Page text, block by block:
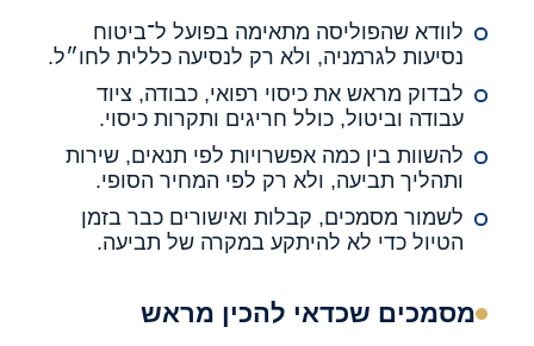
לוודא שהפוליסה מתאימה בפועל ל־ביטוח
נסיעות לגרמניה, ולא רק לנסיעה כללית לחו״ל.
לבדוק מראש את כיסוי רפואי, כבודה, ציוד
עבודה וביטול, כולל חריגים ותקרות כיסוי.
להשוות בין כמה אפשרויות לפי תנאים, שירות
ותהליך תביעה, ולא רק לפי המחיר הסופי.
לשמור מסמכים, קבלות ואישורים כבר בזמן
הטיול כדי לא להיתקע במקרה של תביעה.
מסמכים שכדאי להכין מראש